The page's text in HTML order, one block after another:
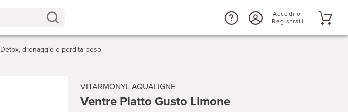
Accedi o
Registrati
Detox, drenaggio e perdita peso
VITARMONYL AQUALIGNE
Ventre Piatto Gusto Limone